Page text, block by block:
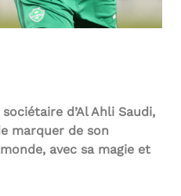
d’Al Ahli Saudi,
marquer de son
avec sa magie et